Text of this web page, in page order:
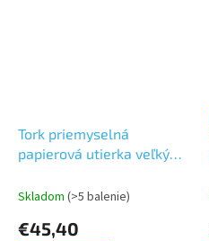
Tork priemyselná
papierová utierka veľký
biela,2 vrst, dĺžka 510 m,1
Skladom (>5 balenie)
€45,40